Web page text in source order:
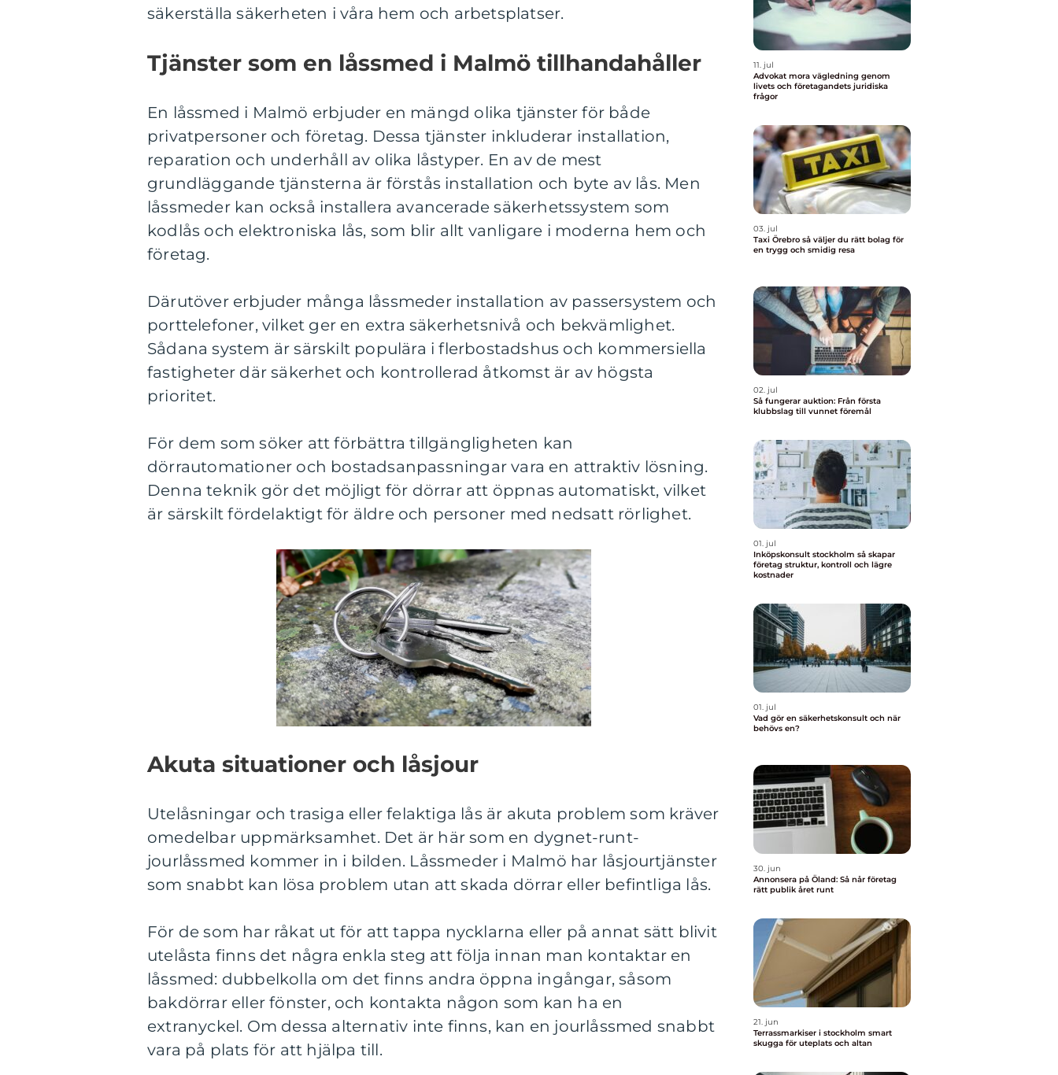
säkerställa säkerheten i våra hem och arbetsplatser.
Tjänster som en låssmed i Malmö tillhandahåller
En låssmed i Malmö erbjuder en mängd olika tjänster för både
privatpersoner och företag. Dessa tjänster inkluderar installation,
reparation och underhåll av olika låstyper. En av de mest
grundläggande tjänsterna är förstås installation och byte av lås. Men
låssmeder kan också installera avancerade säkerhetssystem som
kodlås och elektroniska lås, som blir allt vanligare i moderna hem och
företag.
Därutöver erbjuder många låssmeder installation av passersystem och
porttelefoner, vilket ger en extra säkerhetsnivå och bekvämlighet.
Sådana system är särskilt populära i flerbostadshus och kommersiella
fastigheter där säkerhet och kontrollerad åtkomst är av högsta
prioritet.
För dem som söker att förbättra tillgängligheten kan
dörrautomationer och bostadsanpassningar vara en attraktiv lösning.
Denna teknik gör det möjligt för dörrar att öppnas automatiskt, vilket
är särskilt fördelaktigt för äldre och personer med nedsatt rörlighet.
Akuta situationer och låsjour
Utelåsningar och trasiga eller felaktiga lås är akuta problem som kräver
omedelbar uppmärksamhet. Det är här som en dygnet-runt-
jourlåssmed kommer in i bilden. Låssmeder i Malmö har låsjourtjänster
som snabbt kan lösa problem utan att skada dörrar eller befintliga lås.
För de som har råkat ut för att tappa nycklarna eller på annat sätt blivit
utelåsta finns det några enkla steg att följa innan man kontaktar en
låssmed: dubbelkolla om det finns andra öppna ingångar, såsom
bakdörrar eller fönster, och kontakta någon som kan ha en
extranyckel. Om dessa alternativ inte finns, kan en jourlåssmed snabbt
vara på plats för att hjälpa till.
11. jul
Advokat mora vägledning genom
livets och företagandets juridiska
frågor
03. jul
Taxi Örebro så väljer du rätt bolag för
en trygg och smidig resa
02. jul
Så fungerar auktion: Från första
klubbslag till vunnet föremål
01. jul
Inköpskonsult stockholm så skapar
företag struktur, kontroll och lägre
kostnader
01. jul
Vad gör en säkerhetskonsult och när
behövs en?
30. jun
Annonsera på Öland: Så når företag
rätt publik året runt
21. jun
Terrassmarkiser i stockholm smart
skugga för uteplats och altan